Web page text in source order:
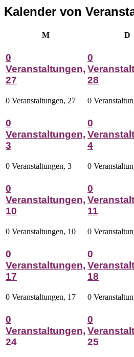
Kalender von
MMontag D
0
Veranstaltungen,
27
0 Veranstaltungen, 27
0
28
0
0
Veranstaltungen,
3
0 Veranstaltungen, 3
0
4
0
0
Veranstaltungen,
10
0 Veranstaltungen, 10
0
11
0
0
Veranstaltungen,
17
0 Veranstaltungen, 17
0
18
0
0
Veranstaltungen,
24
0
25